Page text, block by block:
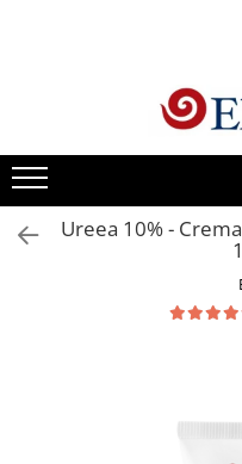
Vezi toate produsele
Creme cu protectie solara
Produse Antirid
Produse Hidratante
Ureea 10% -